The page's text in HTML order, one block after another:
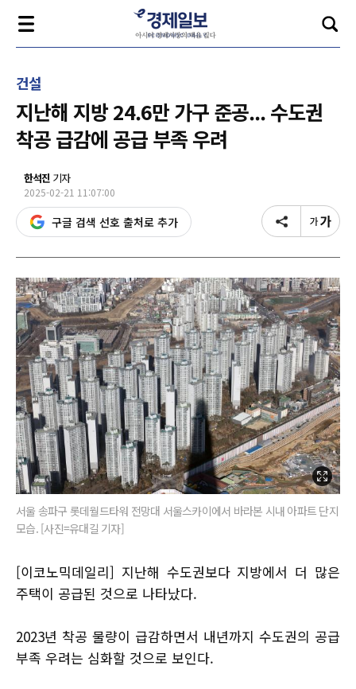
건설
지난해 지방 24.6만 가구 준공... 수도권
착공 급감에 공급 부족 우려
한석진 기자
2025-02-21 11:07:00
구글 검색 선호 출처로 추가
서울 송파구 롯데월드타워 전망대 서울스카이에서 바라본 시내 아파트 단지
모습. [사진=유대길 기자]
[이코노믹데일리] 지난해 수도권보다 지방에서 더 많은
주택이 공급된 것으로 나타났다.
2023년 착공 물량이 급감하면서 내년까지 수도권의 공급
부족 우려는 심화할 것으로 보인다.